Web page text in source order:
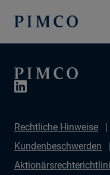
Rechtliche Hinweise
Kundenbeschwerden